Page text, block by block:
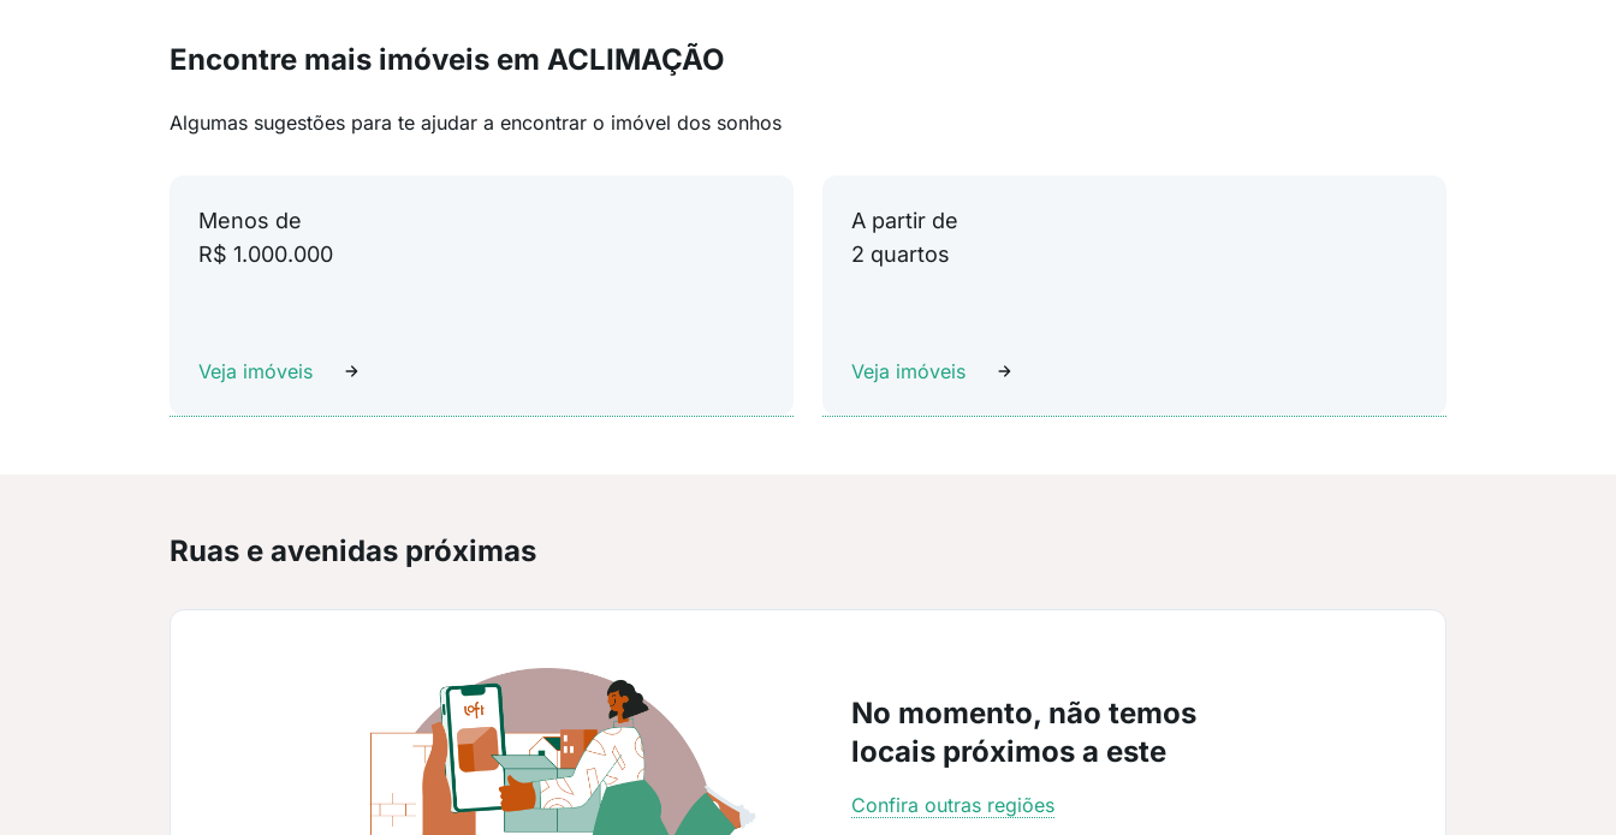
Encontre mais imóveis em ACLIMAÇÃO
Algumas sugestões para te ajudar a encontrar o imóvel dos sonhos
Menos de
R$ 1.000.000
Veja imóveis
A partir de
2 quartos
Veja imóveis
Ruas e avenidas próximas
No momento, não temos
locais próximos a este
Confira outras regiões